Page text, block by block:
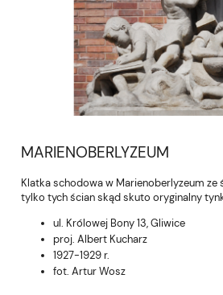
MARIENOBERLYZEUM
Klatka schodowa w Marienoberlyzeum ze
tylko tych ścian skąd skuto oryginalny
ul. Królowej Bony 13, Gliwice
proj. Albert Kucharz
1927-1929 r.
fot. Artur Wosz